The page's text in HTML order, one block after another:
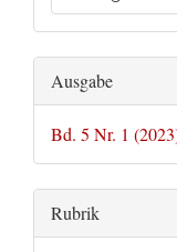
Ausgabe
Bd. 5 Nr. 1
Rubrik